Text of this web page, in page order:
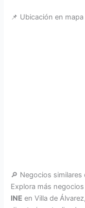
📌 Ubicación en mapa
🔎 Negocios similares
Explora más
INE en Villa de